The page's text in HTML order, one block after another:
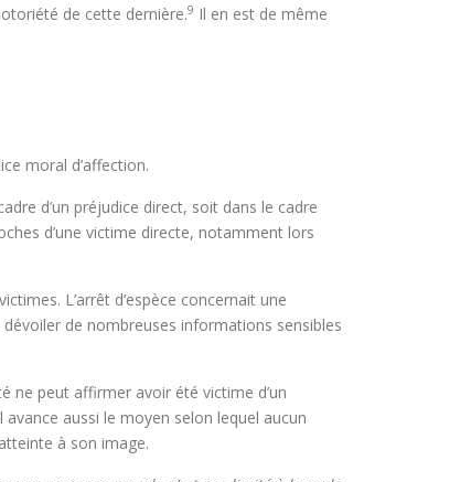
de cette dernière.9 Il en est de même
moral d’affection.
d’un préjudice direct, soit dans le cadre
d’une victime directe, notamment lors
L’arrêt d’espèce concernait une
de nombreuses informations sensibles
ne peut affirmer avoir été victime d’un
aussi le moyen selon lequel aucun
à son image.